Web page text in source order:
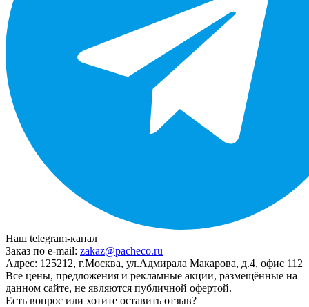
Наш telegram-канал
Заказ по e-mail: zakaz@pacheco.ru
Адрес: 125212, г.Москва, ул.Адмирала Макарова, д.4, офис 112
Все цены, предложения и рекламные акции, размещённые на
данном сайте, не являются публичной офертой.
Есть вопрос или хотите оставить отзыв?